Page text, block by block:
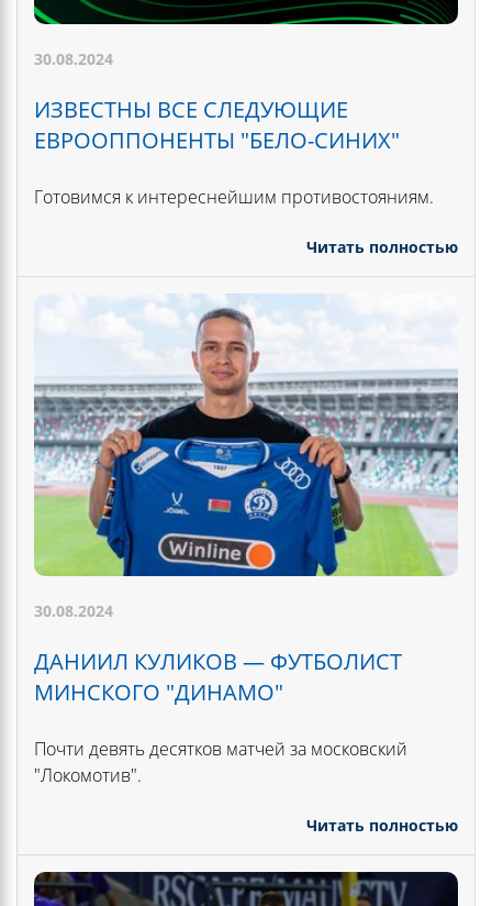
30.08.2024
ИЗВЕСТНЫ ВСЕ СЛЕДУЮЩИЕ
ЕВРООППОНЕНТЫ "БЕЛО-СИНИХ"
Готовимся к интереснейшим противостояниям.
Читать полностью
30.08.2024
ДАНИИЛ КУЛИКОВ — ФУТБОЛИСТ
МИНСКОГО "ДИНАМО"
Почти девять десятков матчей за московский
"Локомотив".
Читать полностью